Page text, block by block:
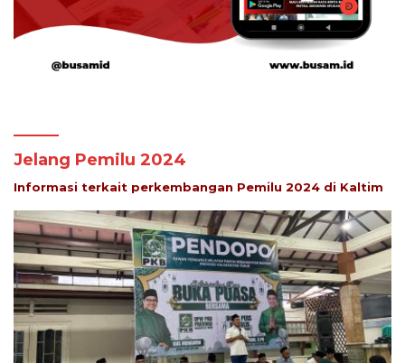
Jelang Pemilu 2024
Informasi terkait perkembangan Pemilu 2024 di Kaltim